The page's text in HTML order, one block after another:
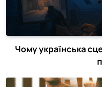
Чому українська